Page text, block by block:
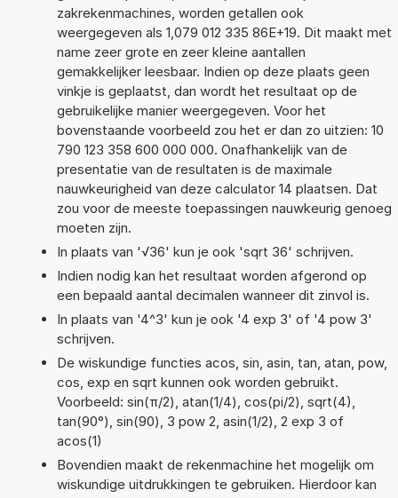
zakrekenmachines, worden getallen ook
weergegeven als 1,079 012 335 86E+19. Dit maakt met
name zeer grote en zeer kleine aantallen
gemakkelijker leesbaar. Indien op deze plaats geen
vinkje is geplaatst, dan wordt het resultaat op de
gebruikelijke manier weergegeven. Voor het
bovenstaande voorbeeld zou het er dan zo uitzien: 10
790 123 358 600 000 000. Onafhankelijk van de
presentatie van de resultaten is de maximale
nauwkeurigheid van deze calculator 14 plaatsen. Dat
zou voor de meeste toepassingen nauwkeurig genoeg
moeten zijn.
In plaats van '√36' kun je ook 'sqrt 36' schrijven.
Indien nodig kan het resultaat worden afgerond op
een bepaald aantal decimalen wanneer dit zinvol is.
In plaats van '4^3' kun je ook '4 exp 3' of '4 pow 3'
schrijven.
De wiskundige functies acos, sin, asin, tan, atan, pow,
cos, exp en sqrt kunnen ook worden gebruikt.
Voorbeeld: sin(π/2), atan(1/4), cos(pi/2), sqrt(4),
tan(90°), sin(90), 3 pow 2, asin(1/2), 2 exp 3 of
acos(1)
Bovendien maakt de rekenmachine het mogelijk om
wiskundige uitdrukkingen te gebruiken. Hierdoor kan